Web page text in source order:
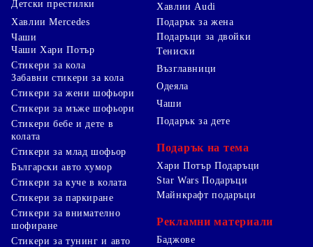
Детски престилки
Хавлии Audi
Хавлии Mercedes
Чаши
Чаши Хари Потър
Стикери за кола
Забавни стикери за кола
Стикери за жени шофьори
Стикери за мъже шофьори
Стикери бебе и дете в
колата
Стикери за млад шофьор
Български авто хумор
Стикери за куче в колата
Стикери за паркиране
Стикери за внимателно
шофиране
Стикери за тунинг и авто
Подарък за жена
Подаръци за двойки
Тениски
Възглавници
Одеяла
Чаши
Подарък за дете
Подарък на тема
Хари Потър Подаръци
Star Wars Подаръци
Майнкрафт подаръци
Рекламни материали
Баджове